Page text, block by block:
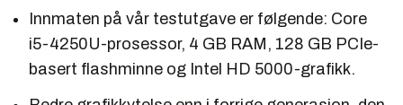
Innmaten på vår testutgave er følgende: Core
i5-4250U-prosessor, 4 GB RAM, 128 GB PCIe-
basert flashminne og Intel HD 5000-grafikk.